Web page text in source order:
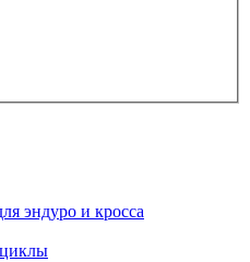
эндуро и кросса